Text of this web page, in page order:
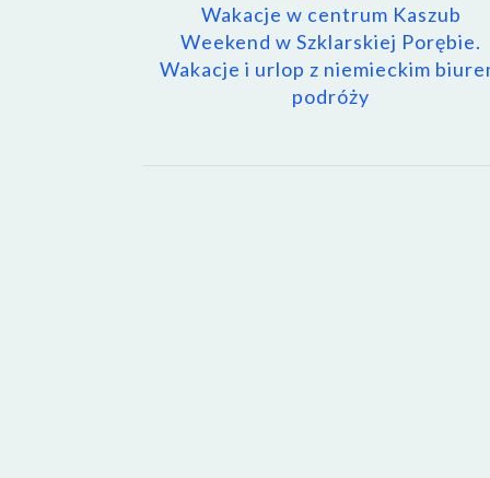
Wakacje w centrum Kaszub
Weekend w Szklarskiej Porębie.
Wakacje i urlop z niemieckim
podróży